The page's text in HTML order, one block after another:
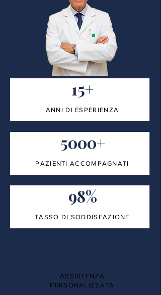
15+
ANNI DI ESPERIENZA
5000+
PAZIENTI ACCOMPAGNATI
98%
TASSO DI SODDISFAZIONE
ASSISTENZA
PERSONALIZZATA